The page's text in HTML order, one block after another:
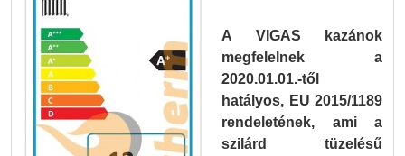
A VIGAS kazánok
megfelelnek a
2020.01.01.-től
hatályos, EU 2015/1189
rendeletének, ami a
szilárd tüzelésű